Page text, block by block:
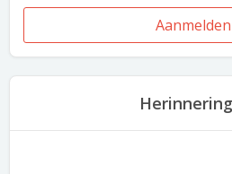
Aanmelden